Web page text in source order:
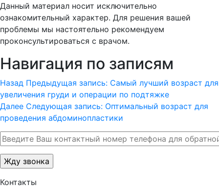
Данный материал носит исключительно
ознакомительный характер. Для решения вашей
проблемы мы настоятельно рекомендуем
проконсультироваться с врачом.
Навигация по записям
Назад Предыдущая запись: Самый лучший возраст для
увеличения груди и операции по подтяжке
Далее Следующая запись: Оптимальный возраст для
проведения абдоминопластики
Контакты